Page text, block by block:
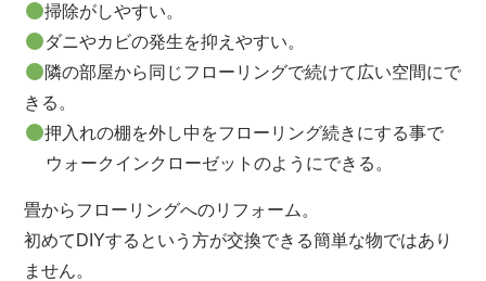
掃除がしやすい。
ダニやカビの発生を抑えやすい。
隣の部屋から同じフローリングで続けて広い空間にで
きる。
押入れの棚を外し中をフローリング続きにする事で
ウォークインクローゼットのようにできる。
畳からフローリングへのリフォーム。
初めてDIYするという方が交換できる簡単な物ではあり
ません。